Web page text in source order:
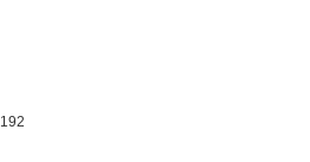
192